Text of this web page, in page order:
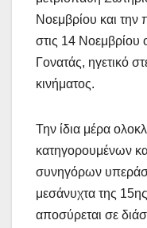
Νοεμβρίου και
στις 14 Νοεμβρίου
Γονατάς, ηγετικό
κινήματος.
Την ίδια μέρα
κατηγορουμένων
συνηγόρων
μεσάνυχτα της
αποσύρεται σε